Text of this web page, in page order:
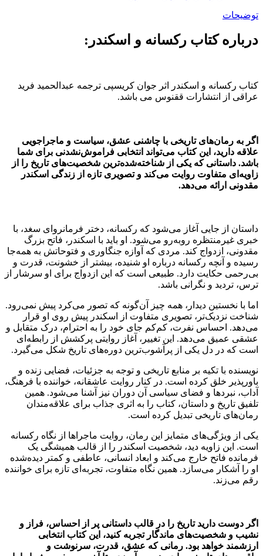
توضیحات
درباره کتاب رکسانه و اسکندر:
کتاب رکسانه و اسکندر اثر جوان کریسپی ترجمه عبدالحمید فرید
عراقی از انتشارات ققنوس می باشد.
اگر به رمان‌های تاریخی با چاشنی عشق، سیاست و ماجراجویی
علاقه دارید، این کتاب می‌تواند انتخابی فراموش‌نشدنی برای شما
باشد. داستانی که یکی از شناخته‌شده‌ترین شخصیت‌های تاریخ را از
زاویه‌ای متفاوت روایت می‌کند و تصویری تازه از زندگی اسکندر
مقدونی ارائه می‌دهد.
داستان از جایی آغاز می‌شود که رکسانه، دختر فرمانروای سغد، با
خبری غیرمنتظره روبه‌رو می‌شود. او باید با اسکندر، فاتح بزرگ
مقدونی، ازدواج کند. مردی که آوازه جنگاوری و فتوحاتش به همه‌جا
رسیده و آنچه رکسانه درباره او شنیده، بیشتر از خشونت، قدرت و
بی‌رحمی حکایت دارد. طبیعی است که این ازدواج برای او سرشار از
ترس، تردید و نگرانی باشد.
اما با نخستین دیدار، همه چیز آن‌گونه که تصور می‌کرد پیش نمی‌رود.
شناخت نزدیک‌تر، تصویری متفاوت از اسکندر پیش روی او قرار
می‌دهد. احساس نفرت، کم‌کم جای خود را به احترام، درک متقابل و
عشقی عمیق می‌دهد. این تغییر، آغاز روایتی پرکشش از رابطه‌ای
است که در دل یکی از پرآشوب‌ترین دوره‌های تاریخ شکل می‌گیرد.
نویسنده با تکیه بر منابع تاریخی و توجه به جزئیات، فضایی زنده و
باورپذیر خلق کرده است. در کنار روایت عاشقانه، خواننده با فرهنگ،
آداب، نبردها و فضای سیاسی آن دوران نیز آشنا می‌شود. همین
تلفیق تاریخ و داستان، کتاب را به اثری جذاب برای علاقه‌مندان
رمان‌های تاریخی تبدیل کرده است.
یکی از ویژگی‌های متمایز این رمان، روایت ماجراها از نگاه رکسانه
است. این زاویه دید، شخصیت اسکندر را از قالب همیشگی یک
فرمانده فاتح خارج می‌کند و ابعاد انسانی، عاطفی و کمتر دیده‌شده
او را آشکار می‌سازد. همین نگاه متفاوت، تجربه‌ای تازه برای خواننده
رقم می‌زند.
اگر دوست دارید تاریخ را در قالب داستانی پر از احساس، فراز و
نشیب و شخصیت‌های ماندگار تجربه کنید، این کتاب انتخابی
ارزشمند خواهد بود. رمانی که عشق، قدرت، سرنوشت و